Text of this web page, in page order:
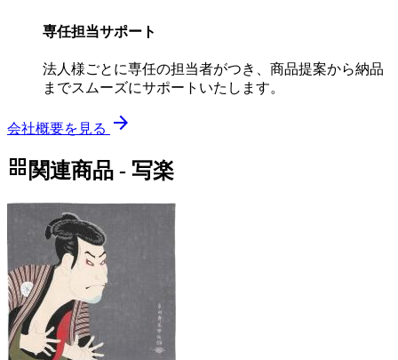
専任担当サポート
法人様ごとに専任の担当者がつき、商品提案から納品
までスムーズにサポートいたします。
会社概要を見る arrow_forward
grid_view 関連商品 - 写楽